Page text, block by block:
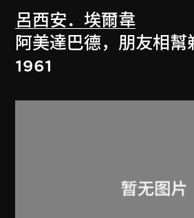
呂西安．埃爾韋
阿美達巴德，朋友相幫
1961